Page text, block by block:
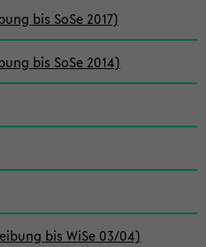
bis SoSe 2017)
bis SoSe 2014)
bis WiSe 03/04)